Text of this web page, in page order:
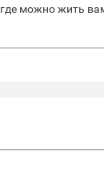
можно жить